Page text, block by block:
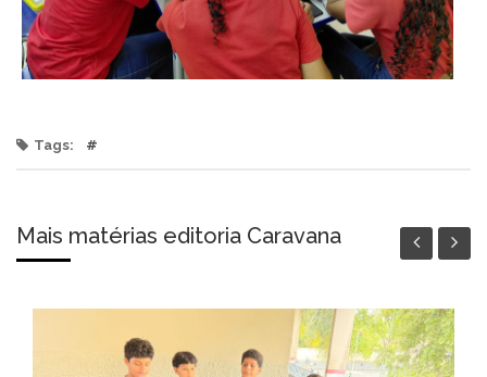
Tags: #
Mais matérias editoria Caravana